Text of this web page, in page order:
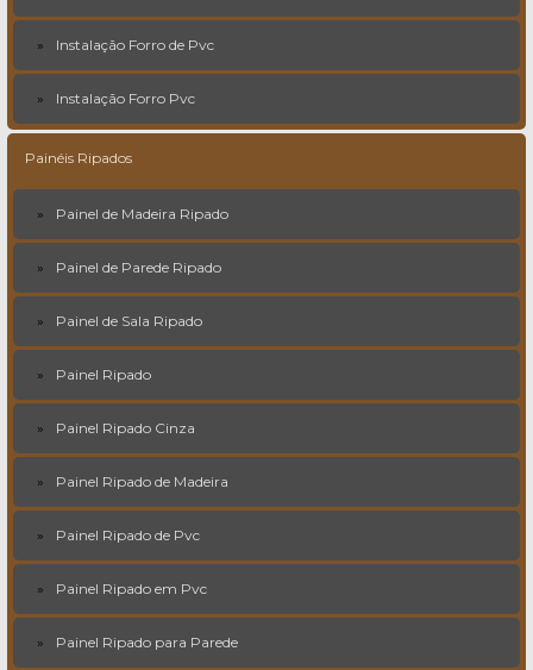
Instalação Forro de Pvc
Instalação Forro Pvc
Painéis Ripados
Painel de Madeira Ripado
Painel de Parede Ripado
Painel de Sala Ripado
Painel Ripado
Painel Ripado Cinza
Painel Ripado de Madeira
Painel Ripado de Pvc
Painel Ripado em Pvc
Painel Ripado para Parede